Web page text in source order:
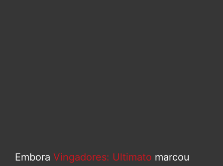
Embora Vingadores: Ultimato marcou